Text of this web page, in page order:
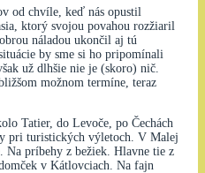
od chvíle, keď nás opustil
ktorý svojou povahou rozžiaril
náladou ukončil aj tú
by sme si ho pripomínali
už dlhšie nie je (skoro) nič.
možnom termíne, teraz
Tatier, do Levoče, po Čechách
pri turistických výletoch. V Malej
Na príbehy z bežiek. Hlavne tie z
v Kátlovciach. Na fajn